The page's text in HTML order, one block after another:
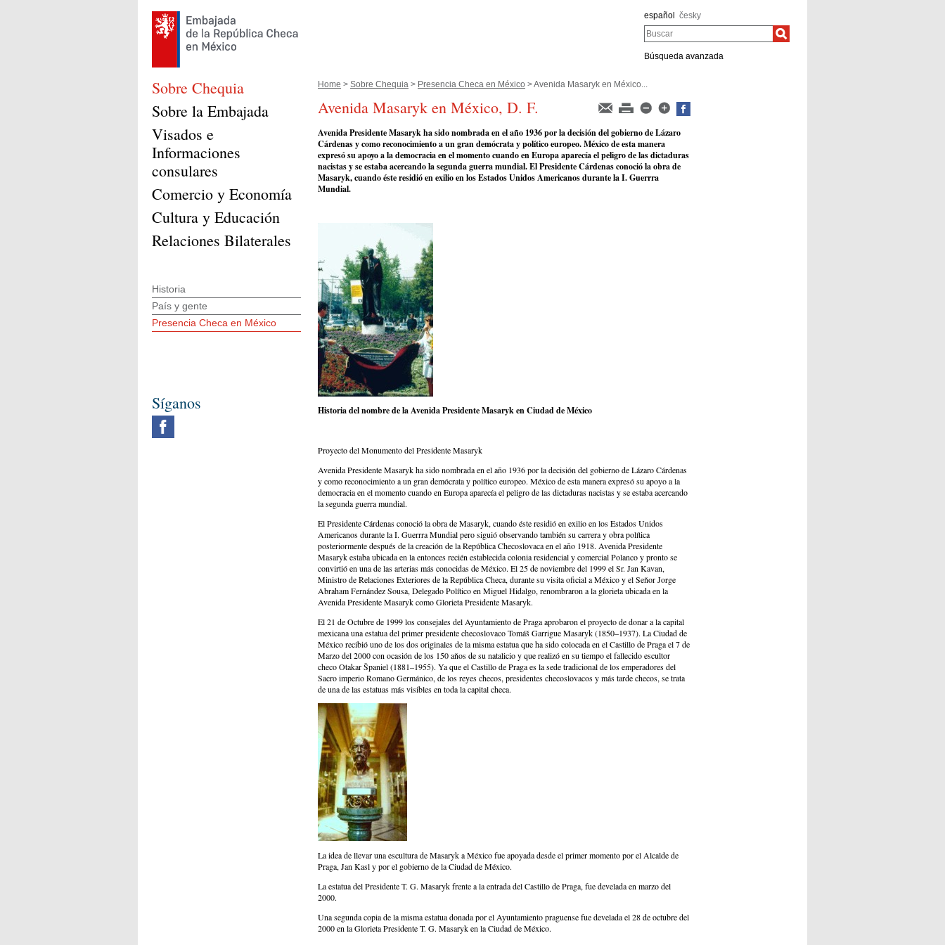
español česky
Buscar
Búsqueda avanzada
Home > Sobre Chequia > Presencia Checa en México > Avenida Masaryk en México...
Avenida Masaryk en México, D. F.
Avenida Presidente Masaryk ha sido nombrada en el año 1936 por la decisión del gobierno de Lázaro
Cárdenas y como reconocimiento a un gran demócrata y político europeo. México de esta manera
expresó su apoyo a la democracia en el momento cuando en Europa aparecía el peligro de las dictaduras
nacistas y se estaba acercando la segunda guerra mundial. El Presidente Cárdenas conoció la obra de
Masaryk, cuando éste residió en exilio en los Estados Unidos Americanos durante la I. Guerrra
Mundial.
Historia del nombre de la Avenida Presidente Masaryk en Ciudad de México
Proyecto del Monumento del Presidente Masaryk
Avenida Presidente Masaryk ha sido nombrada en el año 1936 por la decisión del gobierno de Lázaro Cárdenas
y como reconocimiento a un gran demócrata y político europeo. México de esta manera expresó su apoyo a la
democracia en el momento cuando en Europa aparecía el peligro de las dictaduras nacistas y se estaba acercando
la segunda guerra mundial.
El Presidente Cárdenas conoció la obra de Masaryk, cuando éste residió en exilio en los Estados Unidos
Americanos durante la I. Guerrra Mundial pero siguió observando también su carrera y obra política
posteriormente después de la creación de la República Checoslovaca en el año 1918. Avenida Presidente
Masaryk estaba ubicada en la entonces recién establecida colonia residencial y comercial Polanco y pronto se
convirtió en una de las arterias más conocidas de México. El 25 de noviembre del 1999 el Sr. Jan Kavan,
Ministro de Relaciones Exteriores de la República Checa, durante su visita oficial a México y el Seňor Jorge
Abraham Fernández Sousa, Delegado Político en Miguel Hidalgo, renombraron a la glorieta ubicada en la
Avenida Presidente Masaryk como Glorieta Presidente Masaryk.
El 21 de Octubre de 1999 los consejales del Ayuntamiento de Praga aprobaron el proyecto de donar a la capital
mexicana una estatua del primer presidente checoslovaco Tomáš Garrigue Masaryk (1850–1937). La Ciudad de
México recibió uno de los dos originales de la misma estatua que ha sido colocada en el Castillo de Praga el 7 de
Marzo del 2000 con ocasión de los 150 aňos de su natalicio y que realizó en su tiempo el fallecido escultor
checo Otakar Španiel (1881–1955). Ya que el Castillo de Praga es la sede tradicional de los emperadores del
Sacro imperio Romano Germánico, de los reyes checos, presidentes checoslovacos y más tarde checos, se trata
de una de las estatuas más visibles en toda la capital checa.
La idea de llevar una escultura de Masaryk a México fue apoyada desde el primer momento por el Alcalde de
Praga, Jan Kasl y por el gobierno de la Ciudad de México.
La estatua del Presidente T. G. Masaryk frente a la entrada del Castillo de Praga, fue develada en marzo del
2000.
Una segunda copia de la misma estatua donada por el Ayuntamiento praguense fue develada el 28 de octubre del
2000 en la Glorieta Presidente T. G. Masaryk en la Ciudad de México.
Sobre Chequia
Sobre la Embajada
Visados e
Informaciones
consulares
Comercio y Economía
Cultura y Educación
Relaciones Bilaterales
Historia
País y gente
Presencia Checa en México
Síganos